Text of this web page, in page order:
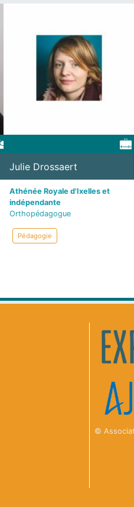
Julie Drossaert
Athénée Royale d'Ixelles et
indépendante
Orthopédagogue
Pédagogie
©